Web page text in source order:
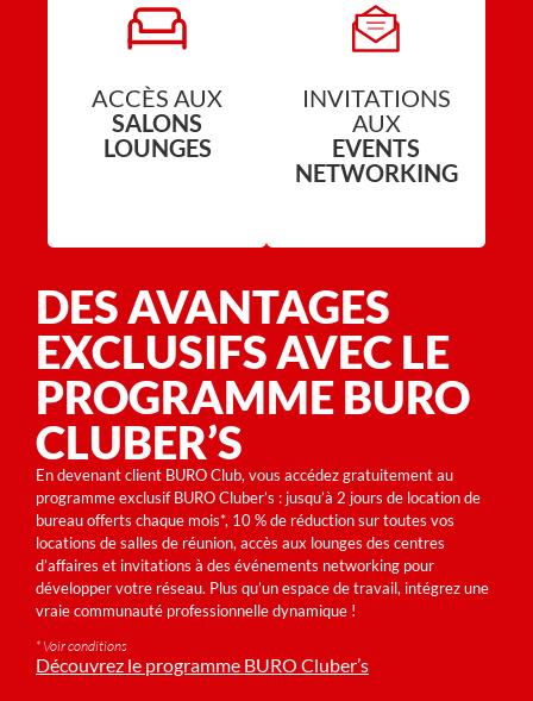
ACCÈS AUX
SALONS
LOUNGES
INVITATIONS
AUX
EVENTS
NETWORKING
DES AVANTAGES
EXCLUSIFS AVEC LE
PROGRAMME BURO
CLUBER’S
En devenant client BURO Club, vous accédez gratuitement au
programme exclusif BURO Cluber’s : jusqu’à 2 jours de location de
bureau offerts chaque mois*, 10 % de réduction sur toutes vos
locations de salles de réunion, accès aux lounges des centres
d’affaires et invitations à des événements networking pour
développer votre réseau. Plus qu’un espace de travail, intégrez une
vraie communauté professionnelle dynamique !
* Voir conditions
Découvrez le programme BURO Cluber’s